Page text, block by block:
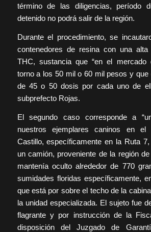
término de las diligencias, período
detenido no podrá salir de la región.
Durante el procedimiento, se
contenedores de resina con una alta
THC, sustancia que “en el mercado
torno a los 50 mil o 60 mil pesos y que
de 45 o 50 dosis por cada uno de
subprefecto Rojas.
El segundo caso corresponde a
nuestros ejemplares caninos en
Castillo, específicamente en la Ruta
un camión, proveniente de la región
mantenía oculto alrededor de 770
sumidades floridas específicamente,
que está por sobre el techo de la
la unidad especializada. El sujeto fue
flagrante y por instrucción de la
disposición del Juzgado de